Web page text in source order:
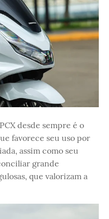
desde sempre é o
favorece seu uso por
assim como seu
grande
que valorizam a